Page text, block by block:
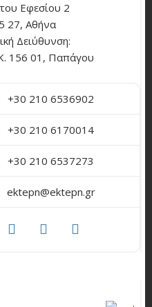
Εφεσίου 2
27, Αθήνα
Δειύθυνση:
156 01, Παπάγου
+30 210 6536902
+30 210 6170014
+30 210 6537273
ektepn@ektepn.gr
twitter linkedin